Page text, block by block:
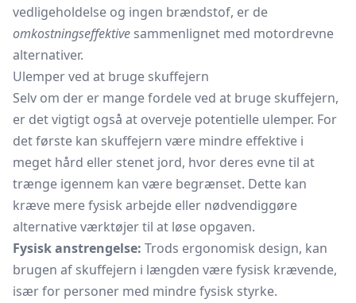
vedligeholdelse og ingen brændstof, er de
omkostningseffektive sammenlignet med motordrevne
alternativer.
Ulemper ved at bruge skuffejern
Selv om der er mange fordele ved at bruge skuffejern,
er det vigtigt også at overveje potentielle ulemper. For
det første kan skuffejern være mindre effektive i
meget hård eller stenet jord, hvor deres evne til at
trænge igennem kan være begrænset. Dette kan
kræve mere fysisk arbejde eller nødvendiggøre
alternative værktøjer til at løse opgaven.
Fysisk anstrengelse: Trods ergonomisk design, kan
brugen af skuffejern i længden være fysisk krævende,
især for personer med mindre fysisk styrke.